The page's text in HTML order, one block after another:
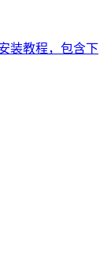
装教程，包含下